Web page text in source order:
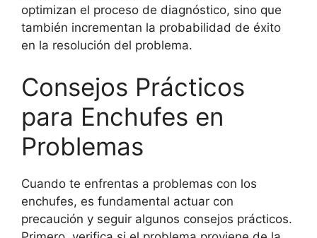
optimizan el proceso de diagnóstico, sino que
también incrementan la probabilidad de éxito
en la resolución del problema.
Consejos Prácticos
para Enchufes en
Problemas
Cuando te enfrentas a problemas con los
enchufes, es fundamental actuar con
precaución y seguir algunos consejos prácticos.